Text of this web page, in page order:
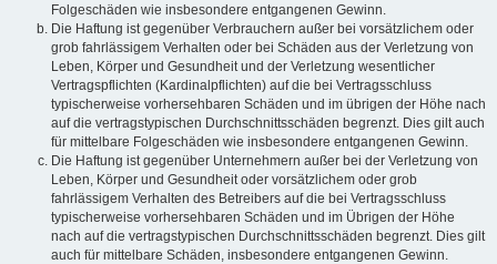
Folgeschäden wie insbesondere entgangenen Gewinn.
Die Haftung ist gegenüber Verbrauchern außer bei vorsätzlichem oder
grob fahrlässigem Verhalten oder bei Schäden aus der Verletzung von
Leben, Körper und Gesundheit und der Verletzung wesentlicher
Vertragspflichten (Kardinalpflichten) auf die bei Vertragsschluss
typischerweise vorhersehbaren Schäden und im übrigen der Höhe nach
auf die vertragstypischen Durchschnittsschäden begrenzt. Dies gilt auch
für mittelbare Folgeschäden wie insbesondere entgangenen Gewinn.
Die Haftung ist gegenüber Unternehmern außer bei der Verletzung von
Leben, Körper und Gesundheit oder vorsätzlichem oder grob
fahrlässigem Verhalten des Betreibers auf die bei Vertragsschluss
typischerweise vorhersehbaren Schäden und im Übrigen der Höhe
nach auf die vertragstypischen Durchschnittsschäden begrenzt. Dies gilt
auch für mittelbare Schäden, insbesondere entgangenen Gewinn.